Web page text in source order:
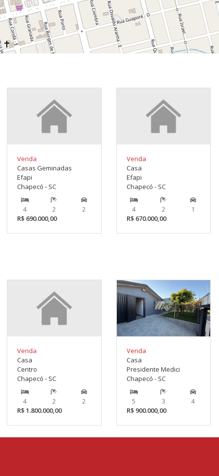
Venda
Casas Geminadas
Efapi
Chapecó - SC
4 2
2
R$ 690.000,00
Venda
Casa
Efapi
Chapecó - SC
4 2
1
R$ 670.000,00
Venda
Casa
Centro
Chapecó - SC
4 2
2
R$ 1.800.000,00
Venda
Casa
Presidente Medici
Chapecó - SC
5 3
4
R$ 900.000,00